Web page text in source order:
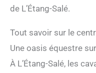
de L’Étang-Salé.
Tout savoir sur le
Une oasis équestre
À L’Étang-Salé, les